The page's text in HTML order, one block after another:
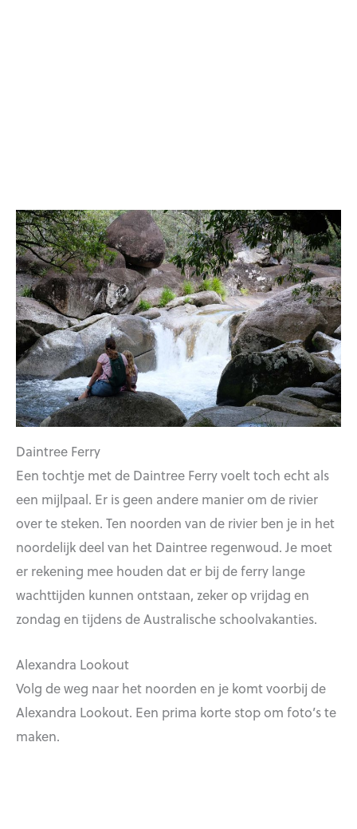
Daintree Ferry
Een tochtje met de Daintree Ferry voelt toch echt als
een mijlpaal. Er is geen andere manier om de rivier
over te steken. Ten noorden van de rivier ben je in het
noordelijk deel van het Daintree regenwoud. Je moet
er rekening mee houden dat er bij de ferry lange
wachttijden kunnen ontstaan, zeker op vrijdag en
zondag en tijdens de Australische schoolvakanties.
Alexandra Lookout
Volg de weg naar het noorden en je komt voorbij de
Alexandra Lookout. Een prima korte stop om foto’s te
maken.